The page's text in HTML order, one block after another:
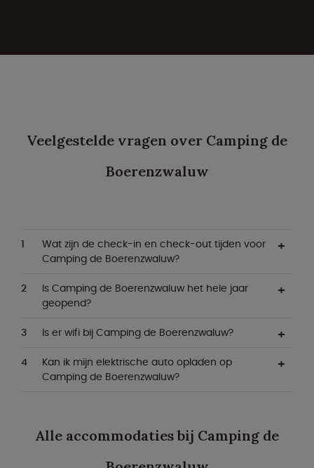
Veelgestelde vragen over Camping de
Boerenzwaluw
Wat zijn de check-in en check-out tijden voor
Camping de Boerenzwaluw?
Is Camping de Boerenzwaluw het hele jaar
geopend?
Is er wifi bij Camping de Boerenzwaluw?
Kan ik mijn elektrische auto opladen op
Camping de Boerenzwaluw?
Alle accommodaties bij Camping de